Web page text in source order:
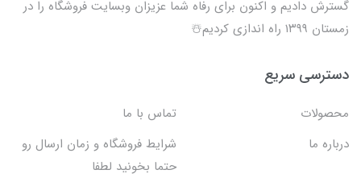
گسترش دادیم و اکنون برای رفاه شما عزیزان وبسایت فروشگاه را در
زمستان ۱۳۹۹ راه اندازی کردیم☃️
دسترسی سریع
محصولات
تماس با ما
درباره ما
شرایط فروشگاه و زمان ارسال رو
حتما بخونید لطفا